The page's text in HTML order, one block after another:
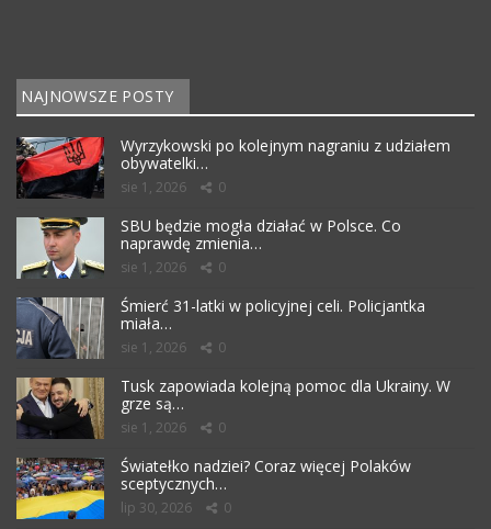
NAJNOWSZE POSTY
Wyrzykowski po kolejnym nagraniu z udziałem
obywatelki…
sie 1, 2026 0
SBU będzie mogła działać w Polsce. Co
naprawdę zmienia…
sie 1, 2026 0
Śmierć 31-latki w policyjnej celi. Policjantka
miała…
sie 1, 2026 0
Tusk zapowiada kolejną pomoc dla Ukrainy. W
grze są…
sie 1, 2026 0
Światełko nadziei? Coraz więcej Polaków
sceptycznych…
lip 30, 2026 0